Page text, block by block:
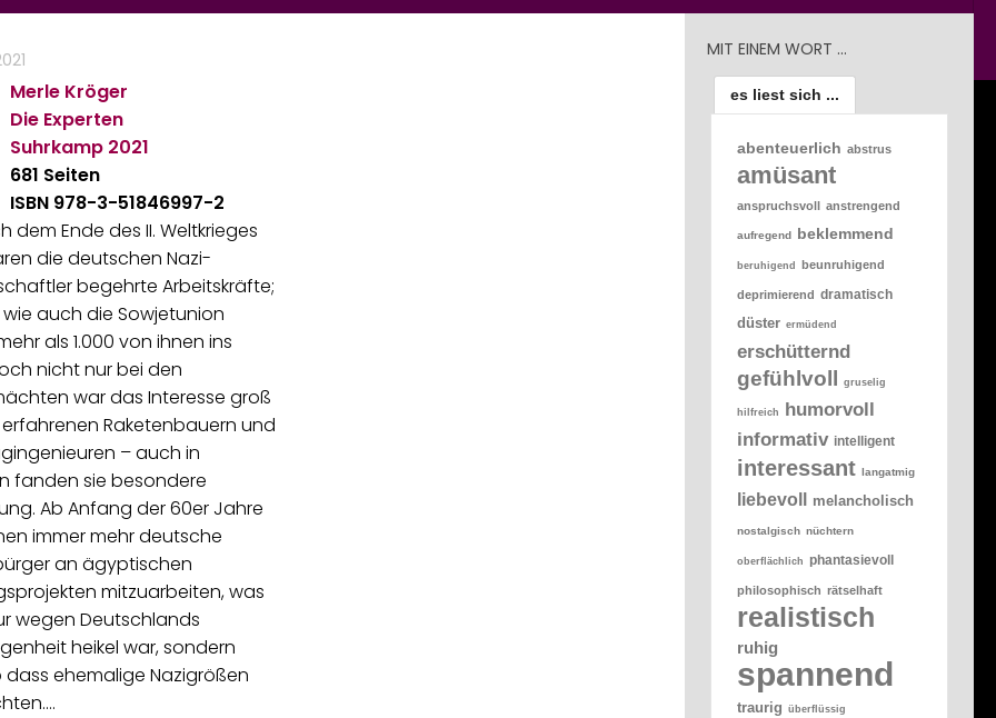
Merle Kröger
Die Experten
Suhrkamp 2021
681 Seiten
ISBN 978-3-51846997-2
dem Ende des II. Weltkrieges
die deutschen Nazi-
begehrte Arbeitskräfte;
wie auch die Sowjetunion
als 1.000 von ihnen ins
nicht nur bei den
war das Interesse groß
Raketenbauern und
– auch in
fanden sie besondere
Ab Anfang der 60er Jahre
immer mehr deutsche
an ägyptischen
mitzuarbeiten, was
wegen Deutschlands
heikel war, sondern
ehemalige Nazigrößen
MIT EINEM WORT …
es liest sich ...
abenteuerlich abstrus
amüsant
anspruchsvoll anstrengend
aufregend beklemmend
beruhigend beunruhigend
deprimierend dramatisch
düster ermüdend
erschütternd
gefühlvoll gruselig
hilfreich
humorvoll
informativ intelligent
interessant langatmig
liebevoll melancholisch
nostalgisch nüchtern
oberflächlich phantasievoll
philosophisch rätselhaft
realistisch
ruhig
spannend
traurig überflüssig